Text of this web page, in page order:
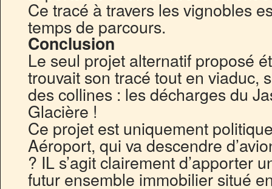
Ce tracé à travers les vignobles
temps de parcours.
Conclusion
Le seul projet alternatif proposé
trouvait son tracé tout en viaduc,
des collines : les décharges du
Glacière !
Ce projet est uniquement
Aéroport, qui va descendre
? IL s’agit clairement d’apporter
futur ensemble immobilier situé